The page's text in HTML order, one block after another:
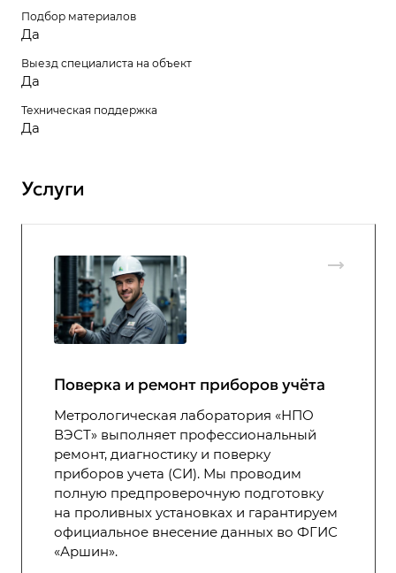
Подбор материалов
Да
Выезд специалиста на объект
Да
Техническая поддержка
Да
Услуги
Поверка и ремонт приборов учёта
Метрологическая лаборатория «НПО
ВЭСТ» выполняет профессиональный
ремонт, диагностику и поверку
приборов учета (СИ). Мы проводим
полную предпроверочную подготовку
на проливных установках и гарантируем
официальное внесение данных во ФГИС
«Аршин».